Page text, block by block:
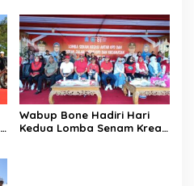
Wabup Bone Hadiri Hari
Kedua Lomba Senam Kreasi